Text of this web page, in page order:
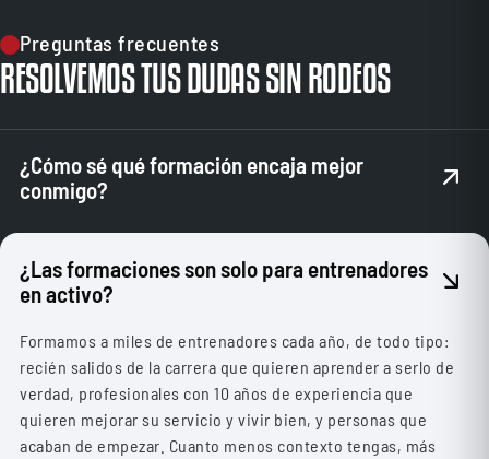
Preguntas frecuentes
RESOLVEMOS TUS DUDAS SIN RODEOS
¿Cómo sé qué formación encaja mejor
conmigo?
Si no tienes claro cuál de todas las formaciones es mejor
para ti, nuestro equipo de admisión te guiará para conocer
mejor tus objetivos y orientarte de cara a que tomes la mejor
¿Las formaciones son solo para entrenadores
en activo?
Formamos a miles de entrenadores cada año, de todo tipo:
recién salidos de la carrera que quieren aprender a serlo de
verdad, profesionales con 10 años de experiencia que
quieren mejorar su servicio y vivir bien, y personas que
acaban de empezar. Cuanto menos contexto tengas, más